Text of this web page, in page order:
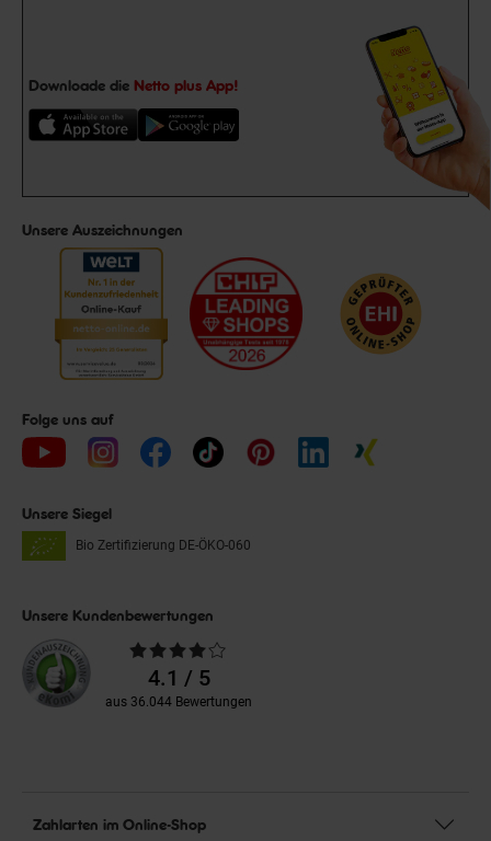
Downloade die Netto plus App!
Unsere Auszeichnungen
Folge uns auf
Unsere Siegel
Bio Zertifizierung DE-ÖKO-060
Unsere Kundenbewertungen
Durchschnittliche
Bewertungen4.1 / 5
aus 36.044 Bewertungen
Zahlarten im Online-Shop